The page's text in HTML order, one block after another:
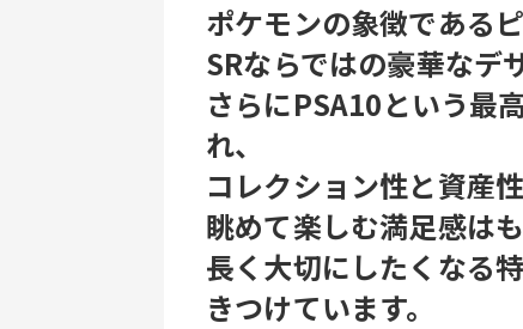
ポケモンの象徴である
SRならではの豪華なデ
さらにPSA10という最
れ、
コレクション性と資産
眺めて楽しむ満足感はも
長く大切にしたくなる
きつけています。